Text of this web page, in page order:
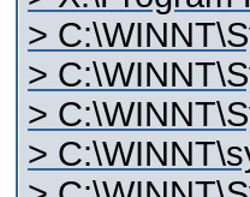
>
>
>
>